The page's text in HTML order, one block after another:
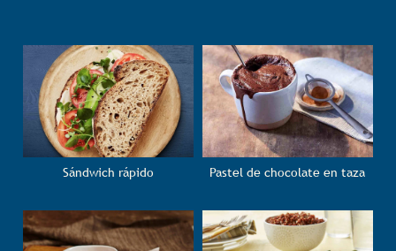
Sándwich rápido Pastel de chocolate en taza